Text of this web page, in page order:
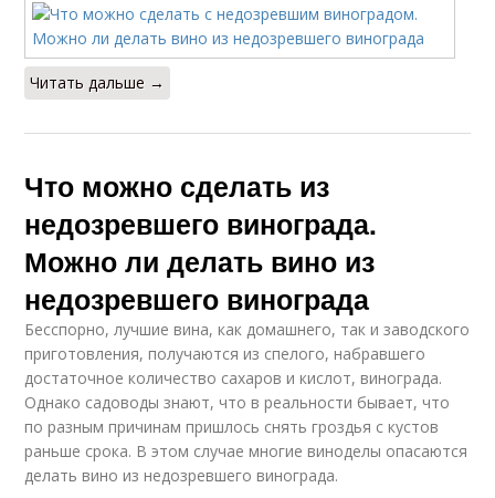
Читать дальше →
Что можно сделать из
недозревшего винограда.
Можно ли делать вино из
недозревшего винограда
Бесспорно, лучшие вина, как домашнего, так и заводского
приготовления, получаются из спелого, набравшего
достаточное количество сахаров и кислот, винограда.
Однако садоводы знают, что в реальности бывает, что
по разным причинам пришлось снять гроздья с кустов
раньше срока. В этом случае многие виноделы опасаются
делать вино из недозревшего винограда.